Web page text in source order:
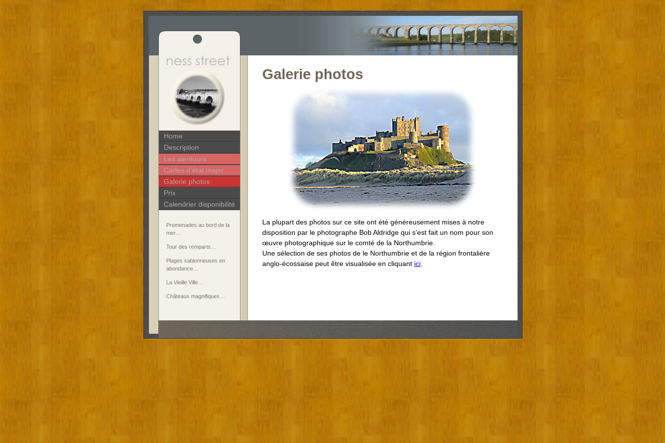
Galerie photos
La plupart des photos sur ce site ont été généreusement mises à notre
disposition par le photographe Bob Aldridge qui s’est fait un nom pour son
œuvre photographique sur le comté de la Northumbrie.
Une sélection de ses photos de le Northumbrie et de la région frontalière
anglo-écossaise peut être visualisée en cliquant ici
Home
Description
Les alentours
Cartes d’état major
Galerie photos
Prix
Calendrier disponibilité
Promenades au bord de la
mer…
Tour des remparts…
Plages sablonneuses en
abondance…
La Vieille Ville…
Châteaux magnifiques…